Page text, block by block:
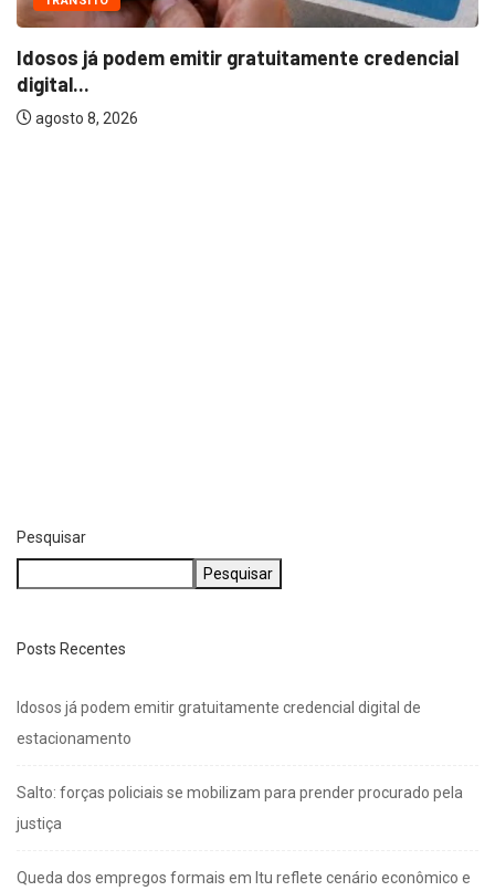
Pesquisar
Pesquisar
Posts Recentes
Idosos já podem emitir gratuitamente credencial digital de
estacionamento
Salto: forças policiais se mobilizam para prender procurado pela
justiça
Queda dos empregos formais em Itu reflete cenário econômico e